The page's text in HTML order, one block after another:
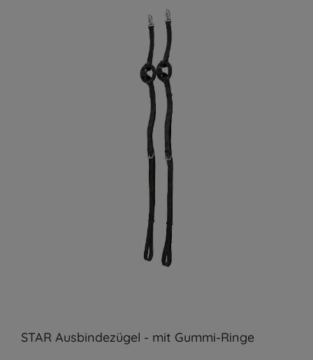
STAR Ausbindezügel - mit Gummi-Ringe